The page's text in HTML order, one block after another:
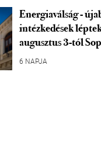
Energiaválság -
intézkedések
augusztus 3-tól
6 NAPJA